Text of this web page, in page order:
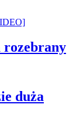
rozebrany
duża